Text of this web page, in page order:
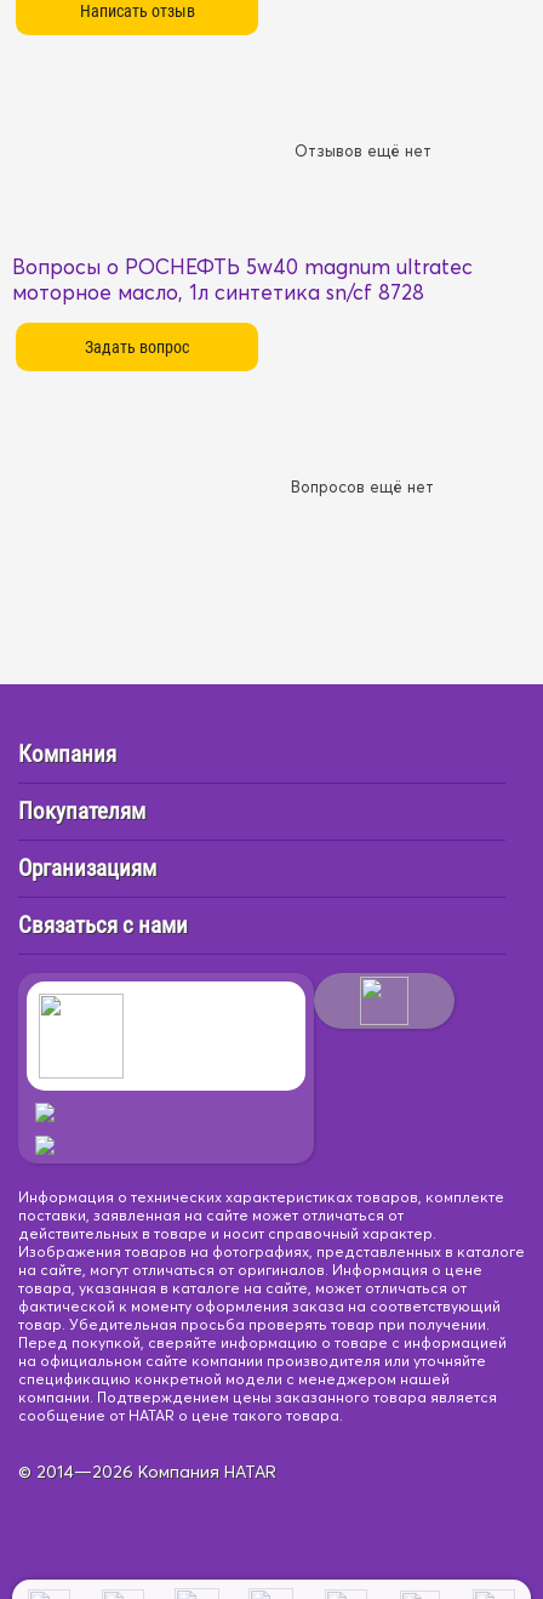
Отзывов ещё нет
Вопросы о РОСНЕФТЬ 5w40 magnum ultratec
моторное масло, 1л синтетика sn/cf 8728
Вопросов ещё нет
Компания
Покупателям
Организациям
Связаться с нами
Информация о технических характеристиках товаров, комплекте
поставки, заявленная на сайте может отличаться от
действительных в товаре и носит справочный характер.
Изображения товаров на фотографиях, представленных в каталоге
на сайте, могут отличаться от оригиналов. Информация о цене
товара, указанная в каталоге на сайте, может отличаться от
фактической к моменту оформления заказа на соответствующий
товар. Убедительная просьба проверять товар при получении.
Перед покупкой, сверяйте информацию о товаре с информацией
на официальном сайте компании производителя или уточняйте
спецификацию конкретной модели с менеджером нашей
компании. Подтверждением цены заказанного товара является
сообщение от HATAR о цене такого товара.
© 2014—2026 Компания HATAR